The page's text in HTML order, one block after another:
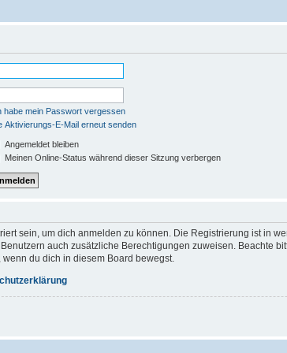
habe mein Passwort vergessen
Aktivierungs-E-Mail erneut senden
Angemeldet bleiben
Meinen Online-Status während dieser Sitzung verbergen
sein, um dich anmelden zu können. Die Registrierung ist in
auch zusätzliche Berechtigungen zuweisen. Beachte
du dich in diesem Board bewegst.